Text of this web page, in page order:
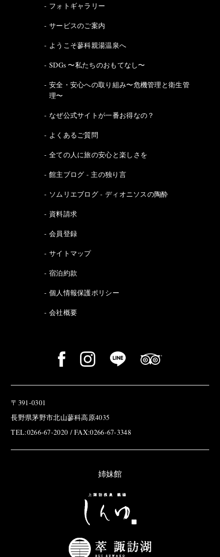
フォトギャラリー
サービスのご案内
ようこそ蓼科親湯温泉へ
SDGs 〜私たちのおもてなし〜
安全・安心への取り組み〜危機管理と衛生管
理〜
なぜ公式サイトが一番お得なの？
よくあるご質問
全ての人に旅の安心と楽しさを
館主ブログ - 主の独り言
ソムリエブログ - ディオニソスの陶酔
資料請求
会員登録
サイトマップ
宿泊約款
個人情報保護ポリシー
会社概要
〒391-0301
長野県茅野市北山蓼科高原4035
TEL:0266-67-2020 / FAX:0266-67-3348
姉妹館